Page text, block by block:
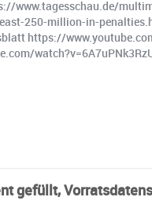
www.tagesschau.de/
250-million-in-
https://
gefüllt,